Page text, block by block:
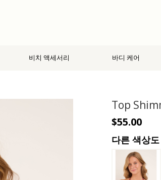
비치 액세서리 바디 케어
Top
$55.00
다른 색상